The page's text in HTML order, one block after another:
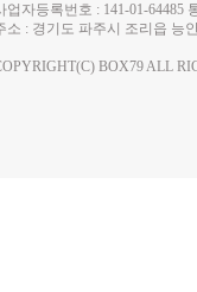
업자등록번호 : 141-01-
소 : 경기도 파주시 조리읍 능
BOX79 ALL